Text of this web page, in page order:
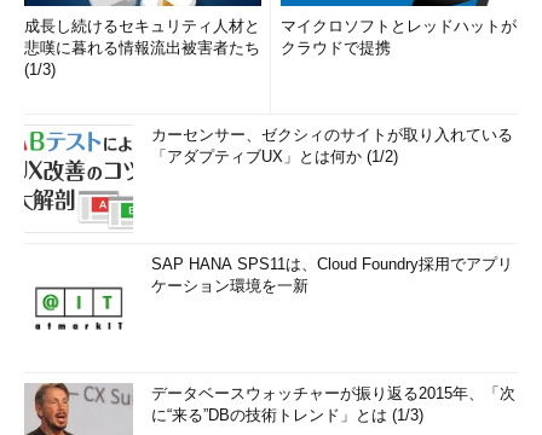
成長し続けるセキュリティ人材と
悲嘆に暮れる情報流出被害者たち
(1/3)
マイクロソフトとレッドハットが
クラウドで提携
カーセンサー、ゼクシィのサイトが取り入れている
「アダプティブUX」とは何か (1/2)
SAP HANA SPS11は、Cloud Foundry採用でアプリ
ケーション環境を一新
データベースウォッチャーが振り返る2015年、「次
に“来る”DBの技術トレンド」とは (1/3)